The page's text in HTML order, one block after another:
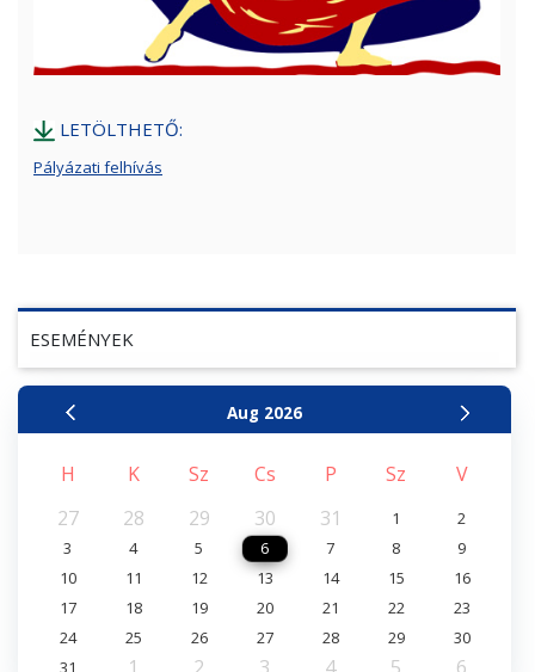
ESEMÉNYEK
Aug 2026
H K Sz Cs P Sz
V
27
28 29 30 31 1
2
3
4 5 6 7 8
9
10
11 12 13 14 15
16
17
18 19 20 21 22
23
24
25 26 27 28 29
30
31
LETÖLTHETŐ:
Pályázati felhívás